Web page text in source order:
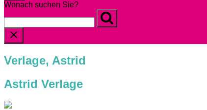
Wonach suchen Sie?
Verlage, Astrid
Astrid Verlage